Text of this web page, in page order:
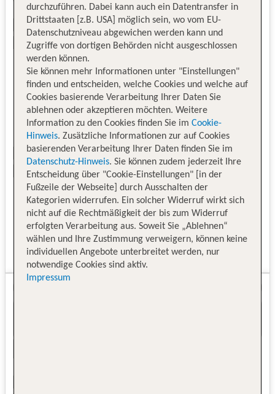
durchzuführen. Dabei kann auch ein Datentransfer in
Drittstaaten [z.B. USA] möglich sein, wo vom EU-
Datenschutzniveau abgewichen werden kann und
Zugriffe von dortigen Behörden nicht ausgeschlossen
werden können.
Sie können mehr Informationen unter "Einstellungen"
finden und entscheiden, welche Cookies und welche auf
Cookies basierende Verarbeitung Ihrer Daten Sie
ablehnen oder akzeptieren möchten. Weitere
Information zu den Cookies finden Sie im Cookie-
Hinweis. Zusätzliche Informationen zur auf Cookies
basierenden Verarbeitung Ihrer Daten finden Sie im
Datenschutz-Hinweis. Sie können zudem jederzeit Ihre
Entscheidung über "Cookie-Einstellungen" [in der
Fußzeile der Webseite] durch Ausschalten der
Kategorien widerrufen. Ein solcher Widerruf wirkt sich
nicht auf die Rechtmäßigkeit der bis zum Widerruf
erfolgten Verarbeitung aus. Soweit Sie „Ablehnen“
wählen und Ihre Zustimmung verweigern, können keine
individuellen Angebote unterbreitet werden, nur
notwendige Cookies sind aktiv.
Impressum